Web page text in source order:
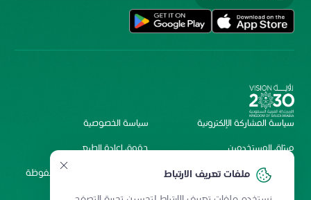
ملفات تعريف الارتباط
سياسة المشاركة الإلكترونية
سياسة الخصوصية
ميثاق المستخدمين
حقوق إعادة الطبع
شروط الاستخدام
2026 جميع الحقوق محفوظة